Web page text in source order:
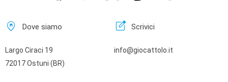
home_pin Dove siamo
Largo Ciraci 19
72017 Ostuni (BR)
edit_square Scrivici
info@giocattolo.it